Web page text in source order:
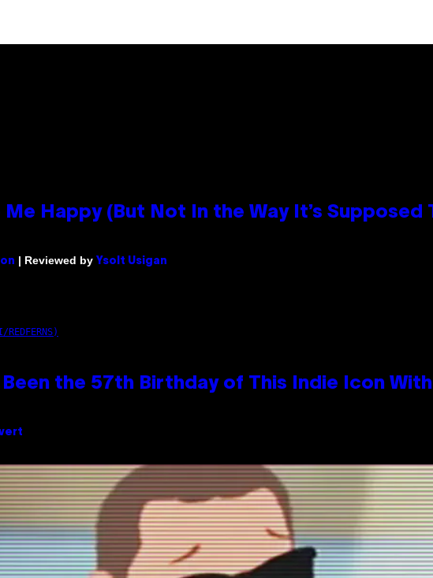
Happy (But Not In the Way It’s Supposed
| Reviewed by Ysolt Usigan
REDFERNS)
Been the 57th Birthday of This Indie Icon